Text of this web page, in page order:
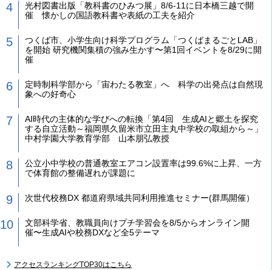
光村図書出版「教科書のひみつ展」8/6-11に日本橋三越で開
催 懐かしの国語教科書や表紙の工夫を紹介
つくば市、小学生向け科学プログラム「つくばまるごとLAB」
を開始 研究機関集積の強み生かす〜第1回イベントを8/29に開
催
定時制科学部から「宙わたる教室」へ 科学の出発点は自然現
象への好奇心
AI時代の主体的な学びへの転換「第4回 生成AIと郷土を探究
する自立活動～福岡県久留米市立田主丸中学校の取組から～」
中村学園大学教育学部 山本朋弘教授
公立小中学校の普通教室エアコン設置率は99.6%に上昇、一方
で体育館の整備遅れが課題に
次世代校務DX 都道府県域共同利用推進セミナー(群馬開催）
文部科学省、教職員向けプチ学習会を8/5からオンライン開
催〜生成AIや校務DXなど全5テーマ
アクセスランキングTOP30はこちら